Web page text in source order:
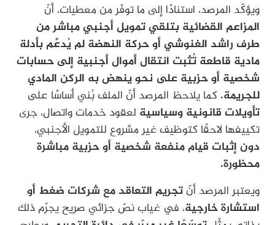
ويؤكّد المرصد، استنادًا إلى ما توفّر من معطيات، أنّ
المزاعم القضائية بتلقي تمويل أجنبي مباشر من
طرف راشد الغنوشي أو حركة النهضة لم يُدعَّم بأدلة
مادية قاطعة تُثبت انتقال أموال أجنبية إلى حسابات
شخصية أو حزبية على نحو ينهض به الركن المادي
للجريمة. كما يلاحظ المرصد أنّ الملف بُني أساسًا على
تأويلات قانونية وسياسية لعقود خدمات واتصال، جرى
تكييفها لاحقًا كتوظيف غير مشروع للتمويل الأجنبي،
دون إثبات قيام منفعة شخصية أو حزبية مباشرة
محظورة.
ويعتبر المرصد أنّتجريم التعاقد مع شركات ضغط أو
استشارة خارجية، في غياب نصّ جزائي صريح يجرّم ذلك